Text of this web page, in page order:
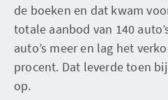
de boeken en dat kwam
totale aanbod van 140
auto’s meer en lag het
procent. Dat leverde toen
op.